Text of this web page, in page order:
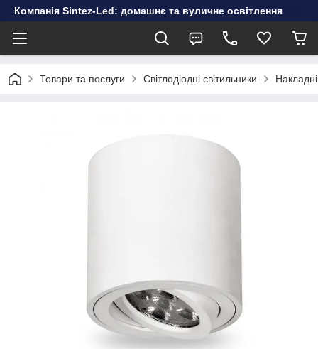
Компанія Sintez-Led: домашнє та вуличне освітлення
Товари та послуги Світлодіодні світильники